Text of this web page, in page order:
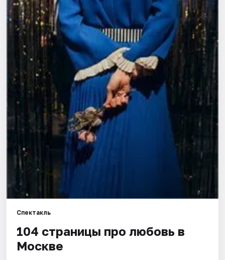
События
Площадки
Артисты
Рейтинги
Спектакль
104 страницы про любовь в
Москве